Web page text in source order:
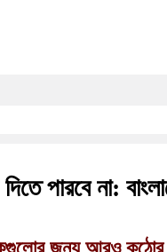
একটি
পারবে না: